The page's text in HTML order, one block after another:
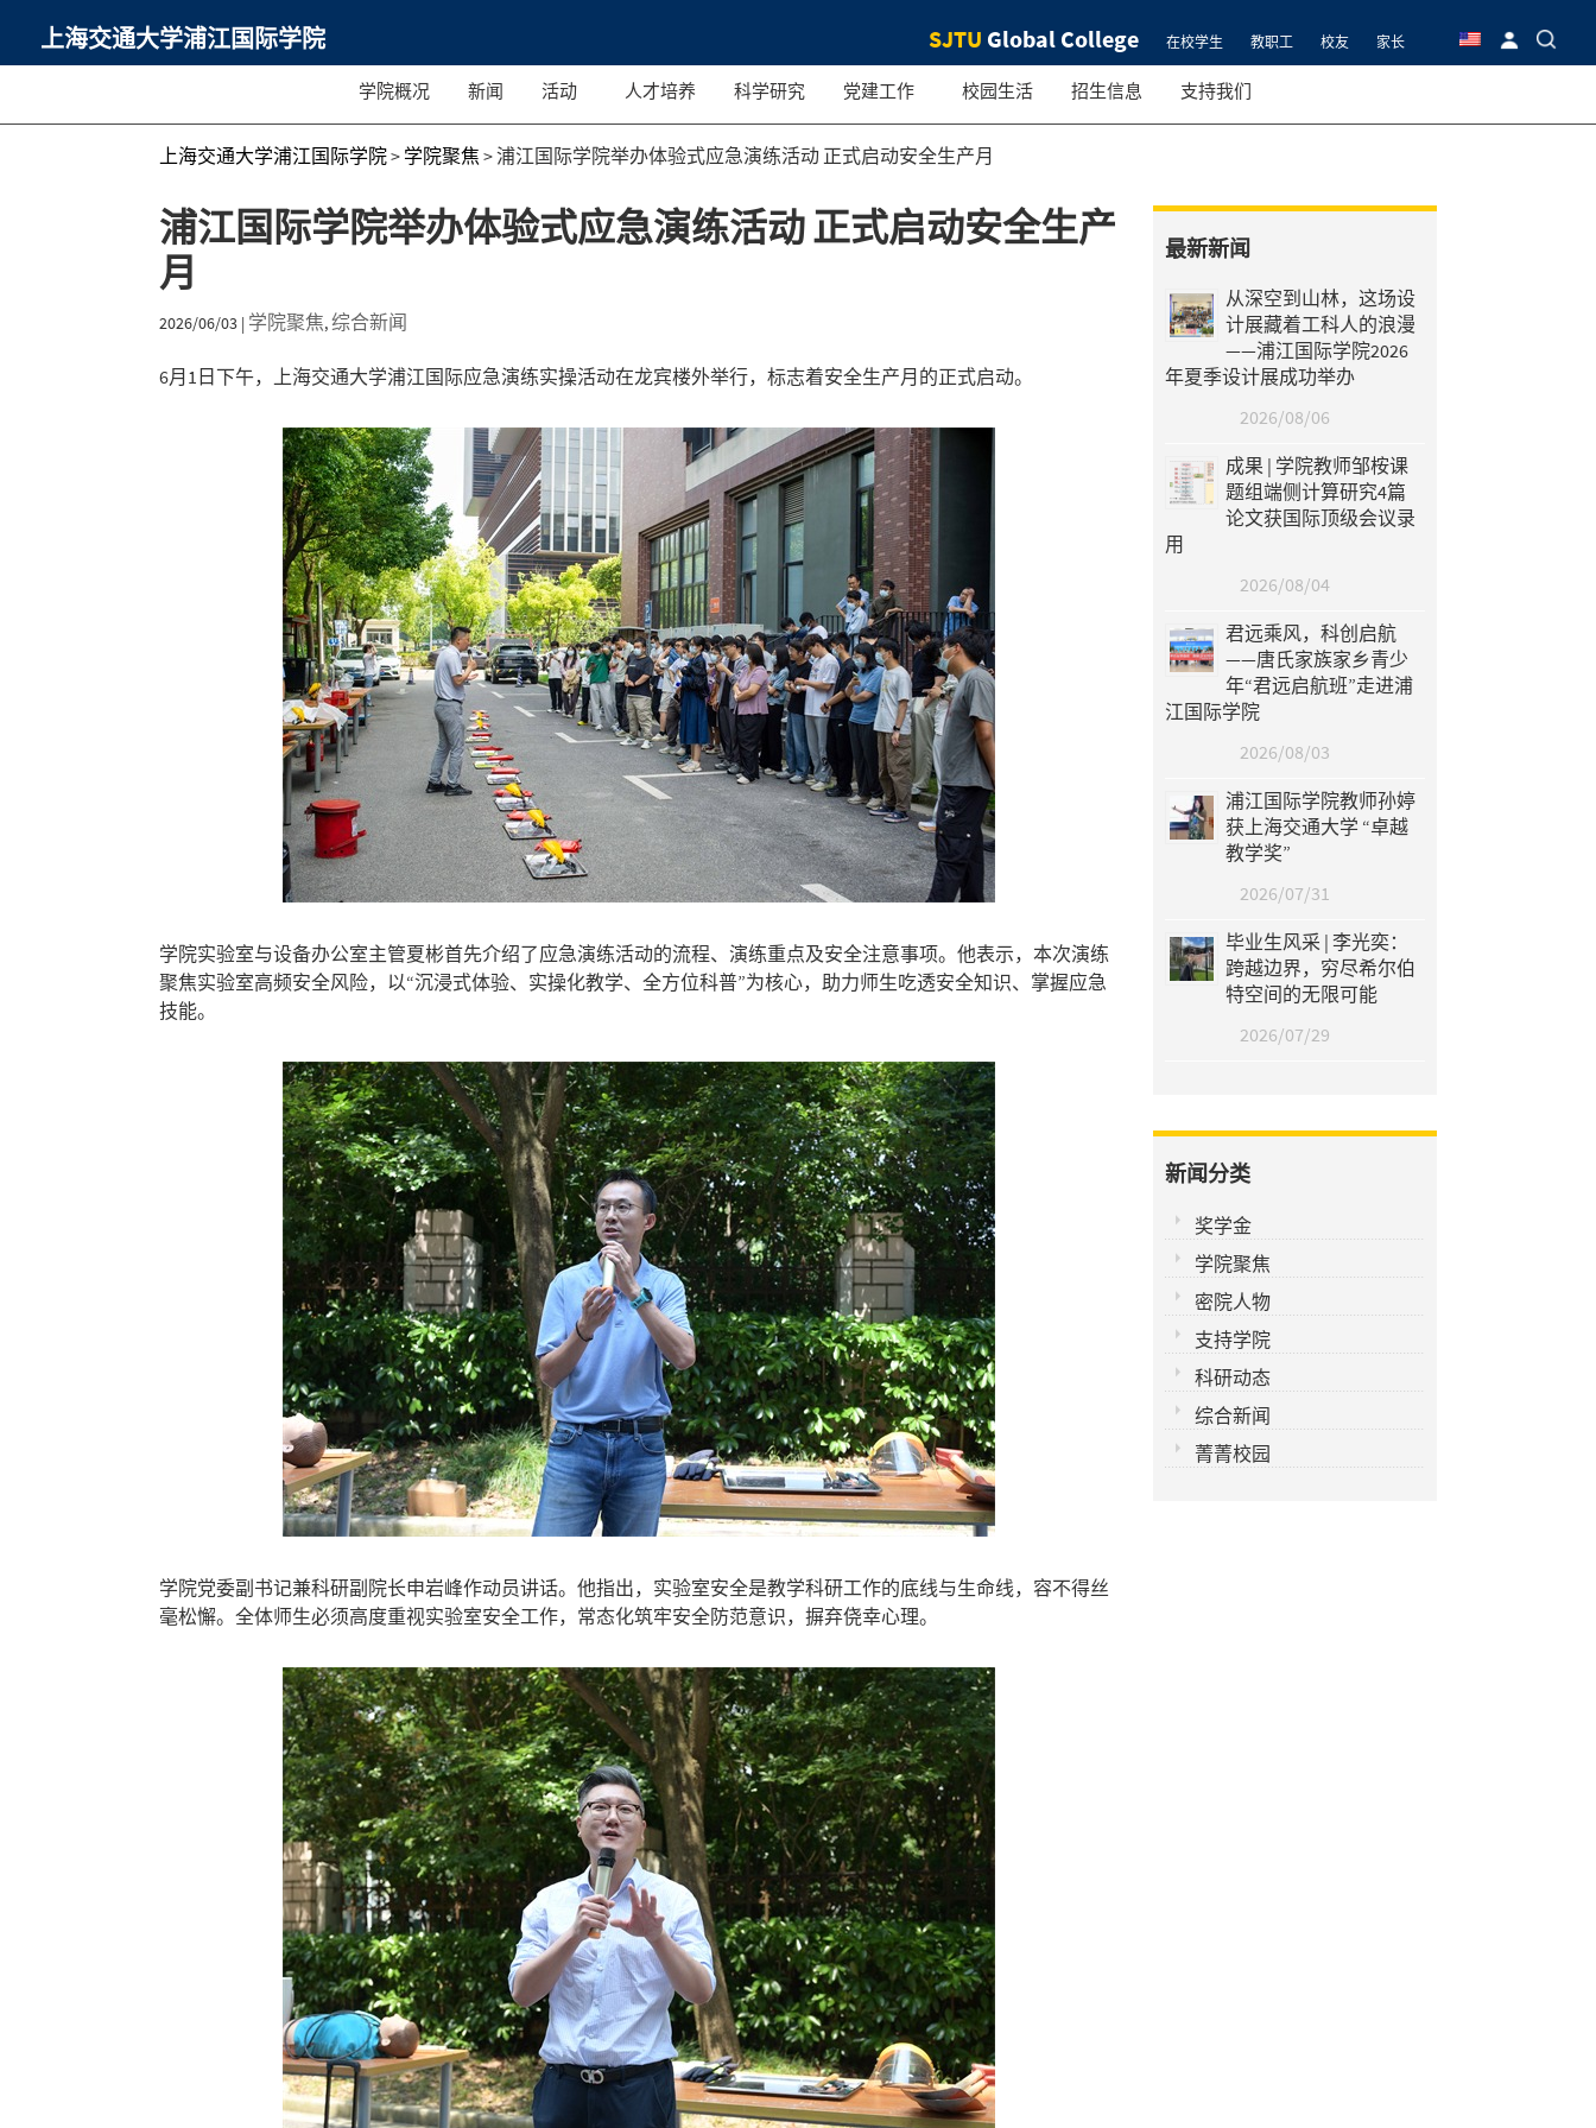
上海交通大学浦江国际学院 SJTU Global College 在校学生 教职工 校友 家长
学院概况 新闻 活动 人才培养 科学研究 党建工作 校园生活 招生信息 支持我们
上海交通大学浦江国际学院> 学院聚焦 >浦江国际学院举办体验式应急演练活动 正式启动安全生产月
浦江国际学院举办体验式应急演练活动 正式启动安全生产
月
2026/06/03 | 学院聚焦,综合新闻
6月1日下午，上海交通大学浦江国际应急演练实操活动在龙宾楼外举行，标志着安全生产月的正式启动。
学院实验室与设备办公室主管夏彬首先介绍了应急演练活动的流程、演练重点及安全注意事项。他表示，本次演练
聚焦实验室高频安全风险，以“沉浸式体验、实操化教学、全方位科普”为核心，助力师生吃透安全知识、掌握应急
技能。
学院党委副书记兼科研副院长申岩峰作动员讲话。他指出，实验室安全是教学科研工作的底线与生命线，容不得丝
毫松懈。全体师生必须高度重视实验室安全工作，常态化筑牢安全防范意识，摒弃侥幸心理。
最新新闻
从深空到山林，这场设
计展藏着工科人的浪漫
——浦江国际学院2026
年夏季设计展成功举办
2026/08/06
成果 | 学院教师邹桉课
题组端侧计算研究4篇
论文获国际顶级会议录
用
2026/08/04
君远乘风，科创启航
——唐氏家族家乡青少
年“君远启航班”走进浦
江国际学院
2026/08/03
浦江国际学院教师孙婷
获上海交通大学 “卓越
教学奖”
2026/07/31
毕业生风采 | 李光奕：
跨越边界，穷尽希尔伯
特空间的无限可能
2026/07/29
新闻分类
奖学金
学院聚焦
密院人物
支持学院
科研动态
综合新闻
菁菁校园